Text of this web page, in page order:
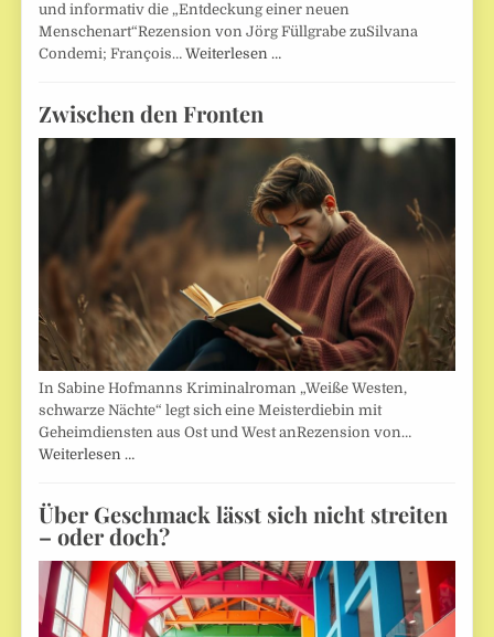
und informativ die „Entdeckung einer neuen
Menschenart“Rezension von Jörg Füllgrabe zuSilvana
Condemi; François…Weiterlesen …
Zwischen den Fronten
In Sabine Hofmanns Kriminalroman „Weiße Westen,
schwarze Nächte“ legt sich eine Meisterdiebin mit
Geheimdiensten aus Ost und West anRezension von…
Weiterlesen …
Über Geschmack lässt sich nicht streiten
– oder doch?